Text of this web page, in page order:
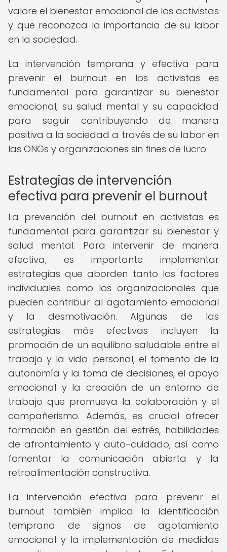
valore el bienestar emocional de los activistas
y que reconozca la importancia de su labor
en la sociedad.
La intervención temprana y efectiva para
prevenir el burnout en los activistas es
fundamental para garantizar su bienestar
emocional, su salud mental y su capacidad
para seguir contribuyendo de manera
positiva a la sociedad a través de su labor en
las ONGs y organizaciones sin fines de lucro.
Estrategias de intervención
efectiva para prevenir el burnout
La prevención del burnout en activistas es
fundamental para garantizar su bienestar y
salud mental. Para intervenir de manera
efectiva, es importante implementar
estrategias que aborden tanto los factores
individuales como los organizacionales que
pueden contribuir al agotamiento emocional
y la desmotivación. Algunas de las
estrategias más efectivas incluyen la
promoción de un equilibrio saludable entre el
trabajo y la vida personal, el fomento de la
autonomía y la toma de decisiones, el apoyo
emocional y la creación de un entorno de
trabajo que promueva la colaboración y el
compañerismo. Además, es crucial ofrecer
formación en gestión del estrés, habilidades
de afrontamiento y auto-cuidado, así como
fomentar la comunicación abierta y la
retroalimentación constructiva.
La intervención efectiva para prevenir el
burnout también implica la identificación
temprana de signos de agotamiento
emocional y la implementación de medidas